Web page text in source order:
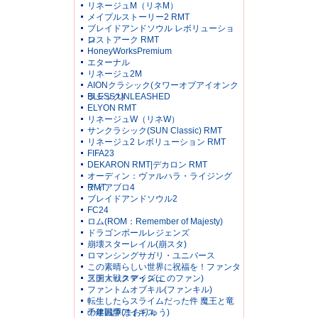
リネージュM（リネM）
メイプルストーリー2 RMT
ブレイドアンドソウル レボリューショ
ン
ロストアーク RMT
HoneyWorksPremium
エターナル
リネージュ2M
AIONクラシック(タワーオブアイオンク
ラシック)
BLESS UNLEASHED
ELYON RMT
リネージュW（リネW）
サンクラシック(SUN Classic) RMT
リネージュ2 レボリューション RMT
FIFA23
DEKARON RMT|デカロン RMT
オーディン：ヴァルハラ・ライジング
RMT
ディアブロ4
ブレイドアンドソウル2
FC24
ロム(ROM：Remember of Majesty)
ドラゴンボールレジェンズ
崩壊スターレイル(崩スタ)
ロマンシングサガリ・ユニバース
この素晴らしい世界に祝福を！ファンタ
スティックデイズ(このファン)
三国大戦スマッシュ
ファントムオブキル(ファンキル)
転生したらスライムだった件 魔王と竜
の建国譚(まおりゅう)
千年戦争アイギス